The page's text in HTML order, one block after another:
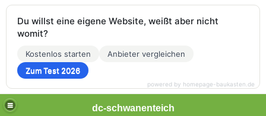
dc-schwanenteich
Du willst eine eigene Website, weißt aber nicht
womit?
Kostenlos starten
Anbieter vergleichen
Zum Test 2026
powered by homepage-baukasten.de